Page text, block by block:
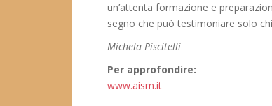
un’attenta formazione e
segno che può testimoniare solo
Michela Piscitelli
Per approfondire:
www.aism.it